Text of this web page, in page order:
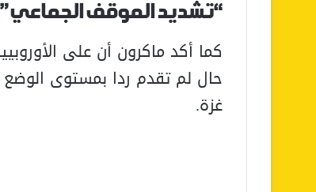
“تشديد الموقف الجماعي”
كما أكد ماكرون أن على
حال لم تقدم ردا بمستوى الوضع
غزة.